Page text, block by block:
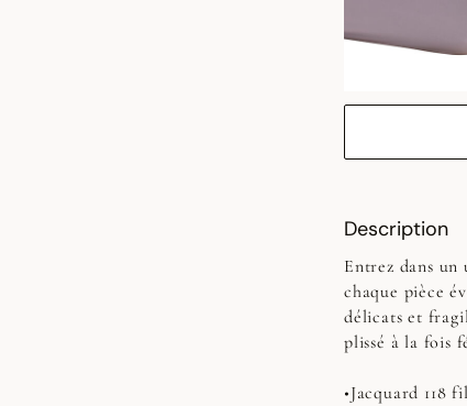
Description
Entrez dans
chaque pièce
délicats et
plissé à la fois
•Jacquard 118